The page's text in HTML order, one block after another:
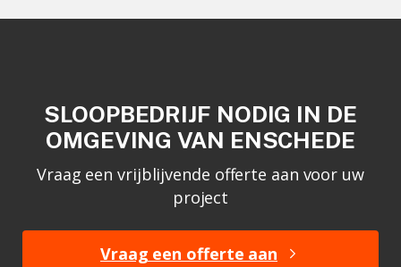
SLOOPBEDRIJF NODIG IN DE
OMGEVING VAN ENSCHEDE
Vraag een vrijblijvende offerte aan voor uw
project
Vraag een offerte aan